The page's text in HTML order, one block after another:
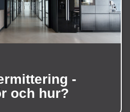
-
och hur?